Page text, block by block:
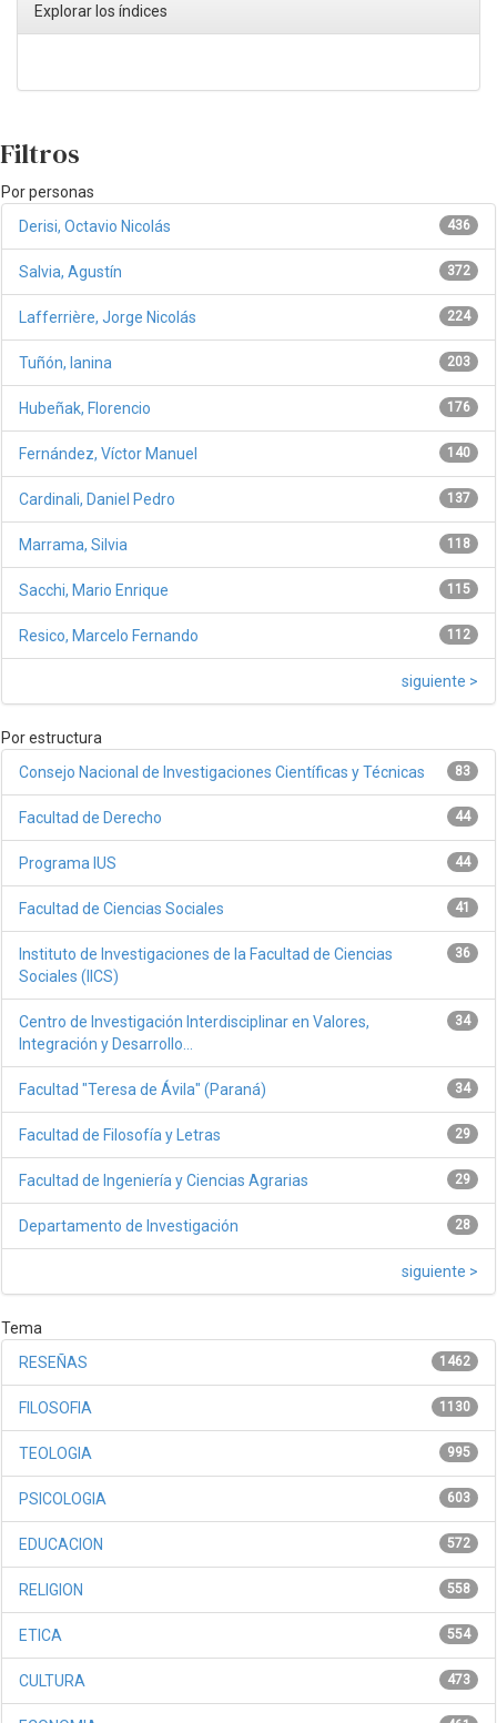
Explorar los índices
Filtros
Por personas
436
Derisi, Octavio Nicolás
372
Salvia, Agustín
224
Lafferrière, Jorge Nicolás
203
Tuñón, Ianina
176
Hubeñak, Florencio
140
Fernández, Víctor Manuel
137
Cardinali, Daniel Pedro
118
Marrama, Silvia
115
Sacchi, Mario Enrique
112
Resico, Marcelo Fernando
siguiente >
Por estructura
83
Consejo Nacional de Investigaciones Científicas y Técnicas
44
Facultad de Derecho
44
Programa IUS
41
Facultad de Ciencias Sociales
36
Instituto de Investigaciones de la Facultad de Ciencias
Sociales (IICS)
34
Centro de Investigación Interdisciplinar en Valores,
Integración y Desarrollo...
34
Facultad "Teresa de Ávila" (Paraná)
29
Facultad de Filosofía y Letras
29
Facultad de Ingeniería y Ciencias Agrarias
28
Departamento de Investigación
siguiente >
Tema
1462
RESEÑAS
1130
FILOSOFIA
995
TEOLOGIA
603
PSICOLOGIA
572
EDUCACION
558
RELIGION
554
ETICA
473
CULTURA